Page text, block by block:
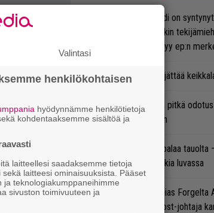
Uusi superbändi on
Vaihtoehtorockin
ryhmä esittäytyy ep:n
Glenn Hughes jättää
Weezer-fanien pitkä
tulee Suomeen
Blind Channel palaa
ja uutta musiikkia luvassa
Näin sujuu Tobias
tuotanto – Ghost-johtaja
Valintasi
henkilökohtaisen
hyödynnämme henkilötietoja
kohdentaaksemme sisältöä ja
laitteellesi saadaksemme tietoja
laitteesi ominaisuuksista. Pääset
ja teknologiakumppaneihimme
sivuston toimivuuteen ja